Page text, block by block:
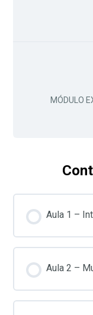
MÓDULO
Aula 1 –
Aula 2 –